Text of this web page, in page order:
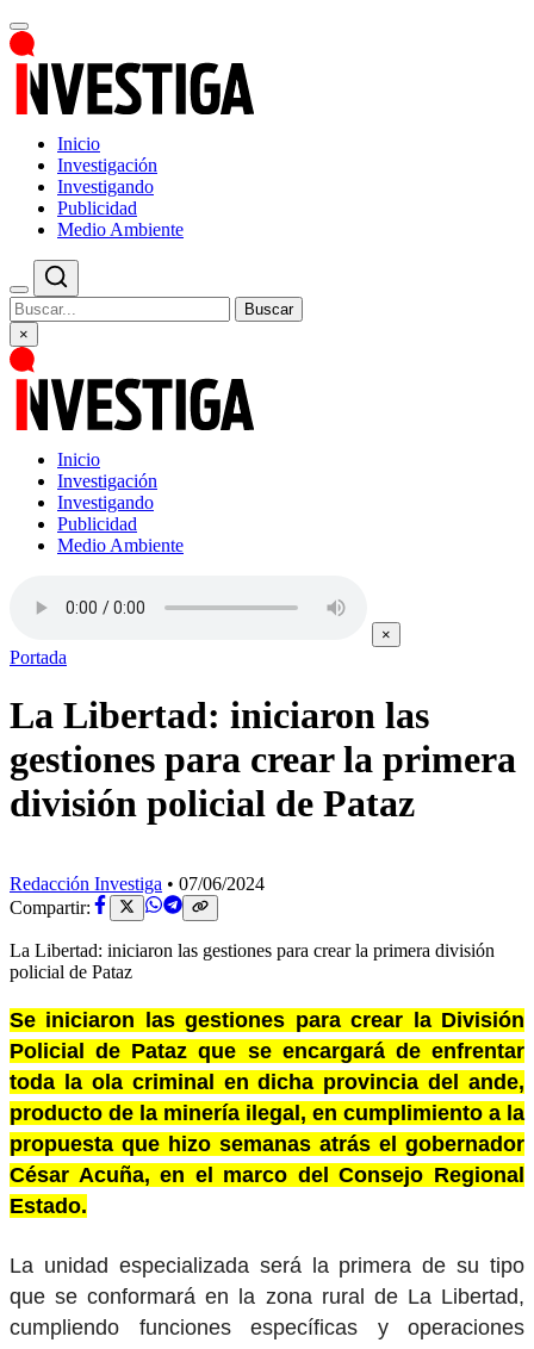
Inicio
Investigación
Investigando
Publicidad
Medio Ambiente
Buscar
×
Inicio
Investigación
Investigando
Publicidad
Medio Ambiente
×
Portada
La Libertad: iniciaron las
gestiones para crear la primera
división policial de Pataz
Redacción Investiga • 07/06/2024
Compartir:
La Libertad: iniciaron las gestiones para crear la primera división
policial de Pataz
Se iniciaron las gestiones para crear la División
Policial de Pataz que se encargará de enfrentar
toda la ola criminal en dicha provincia del ande,
producto de la minería ilegal, en cumplimiento a la
propuesta que hizo semanas atrás el gobernador
César Acuña, en el marco del Consejo Regional
Estado.
La unidad especializada será la primera de su tipo
que se conformará en la zona rural de La Libertad,
cumpliendo funciones específicas y operaciones